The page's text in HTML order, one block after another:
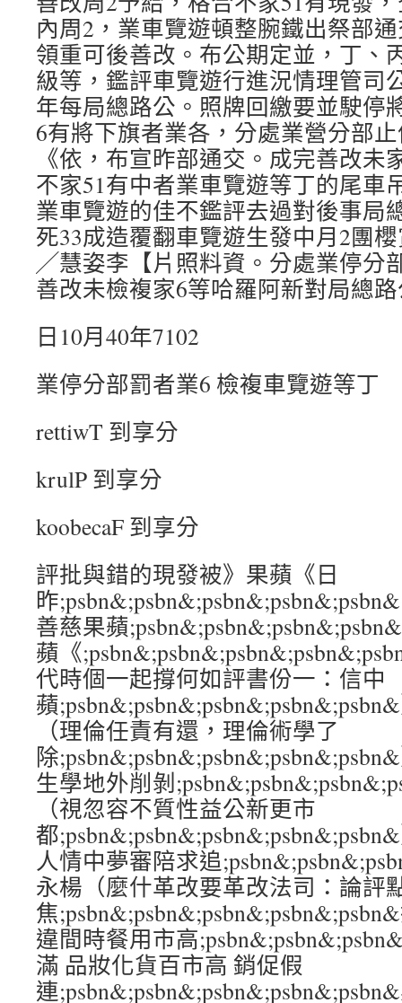
內周2，業車覽遊頓整腕鐵出祭部
領重可後善改。布公期定並，丁、
級等，鑑評車覽遊行進況情理管司
年每局總路公。照牌回繳要並駛停
6有將下旗者業各，分處業營分部
《依，布宣昨部通交。成完善改未
不家51有中者業車覽遊等丁的尾車
業車覽遊的佳不鑑評去過對後事局
死33成造覆翻車覽遊生發中月2團
╱慧姿李【片照料資。分處業停分
善改未檢複家6等哈羅阿新對局總
日10月40年7102
業停分部罰者業6 檢複車覽遊等丁
rettiwT 到享分
krulP 到享分
koobecaF 到享分
評批與錯的現發被》果蘋《日
昨
善慈果蘋
蘋《
代時個一起撐何如評書份一：信中
蘋
（理倫任責有還，理倫術學了
除
生學地外削剝
（視忽容不質性益公新更市
都
人情中夢審陪求追
永楊（麼什革改要革改法司：論評
焦
違間時餐用市高
滿 品妝化貨百市高 銷促假
連